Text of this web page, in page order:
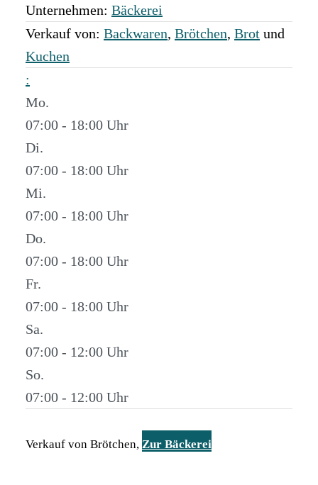
Unternehmen: Bäckerei
Verkauf von: Backwaren, Brötchen, Brot und
Kuchen
:
Mo.
07:00 - 18:00
Di.
07:00 - 18:00
Mi.
07:00 - 18:00
Do.
07:00 - 18:00
Fr.
07:00 - 18:00
Sa.
07:00 - 12:00
So.
07:00 - 12:00
Verkauf von Brötchen, Zur Bäckerei